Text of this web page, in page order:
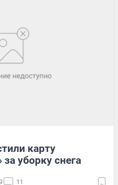
карту
за уборку снега
11